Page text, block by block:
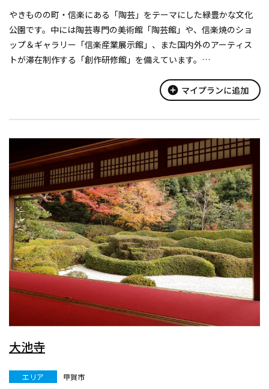
やきものの町・信楽にある「陶芸」をテーマにした緑豊かな文化
公園です。中には陶芸専門の美術館「陶芸館」や、信楽焼のショ
ップ＆ギャラリー「信楽産業展示館」、また国内外のアーティス
トが滞在制作する「創作研修館」を備えています。
add_circle マイプランに追加
大池寺
エリア
甲賀市